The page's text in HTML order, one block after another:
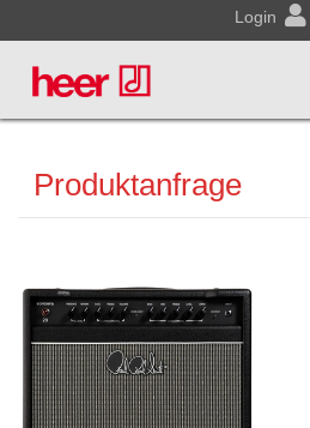
Login
Produktanfrage